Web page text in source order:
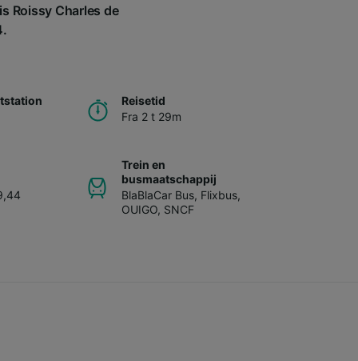
Roissy Charles de
Reisetid
Fra 2 t 29m
Trein en
busmaatschappij
BlaBlaCar Bus, Flixbus,
OUIGO, SNCF